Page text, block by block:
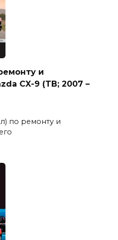
и
CX-9 (TB; 2007 –
по ремонту и